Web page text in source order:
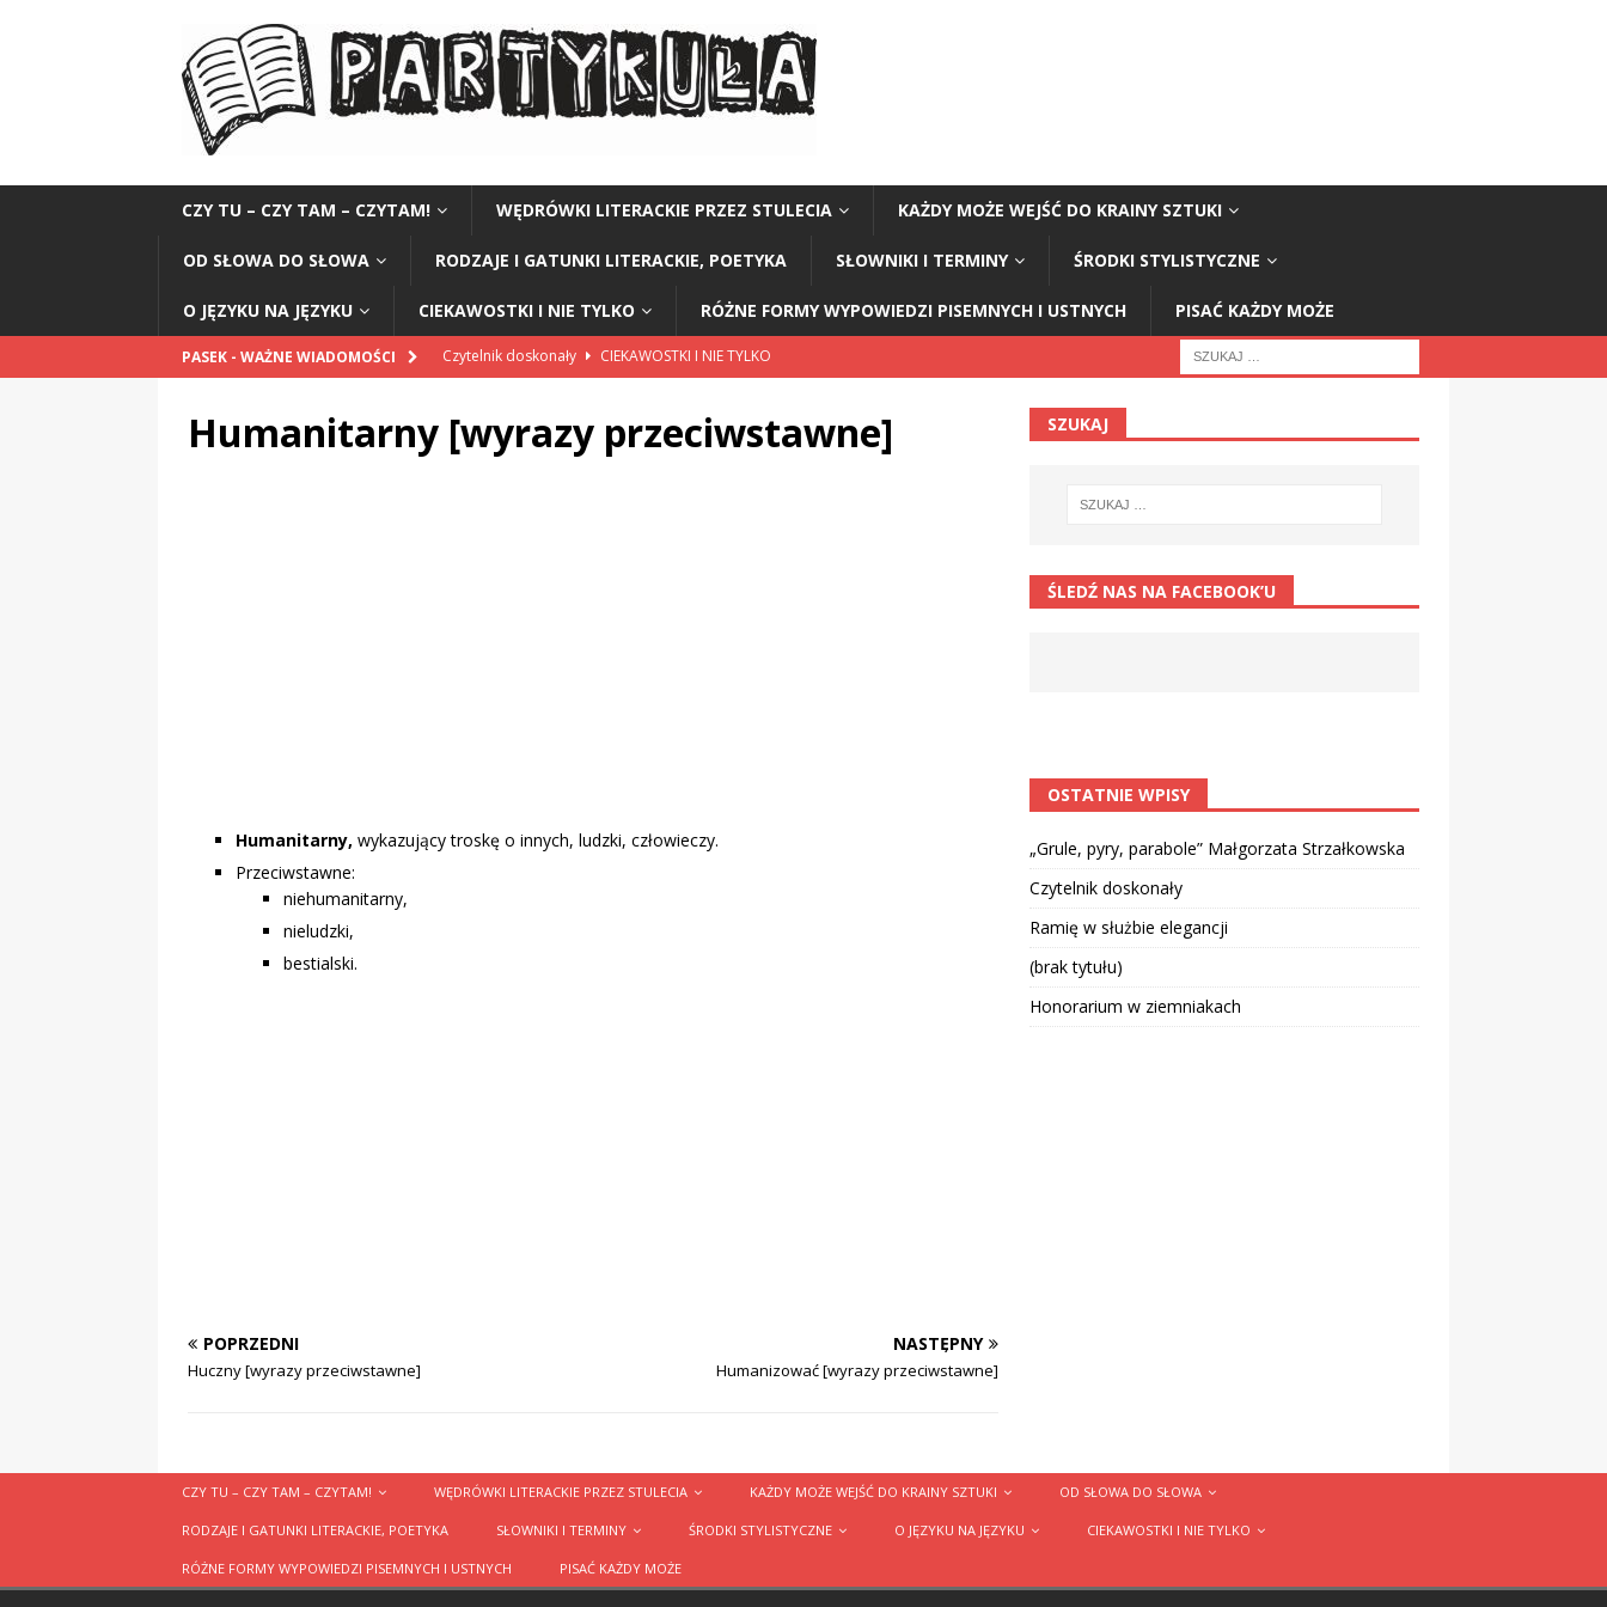
CZY TU – CZY TAM – CZYTAM! WĘDRÓWKI LITERACKIE PRZEZ STULECIA KAŻDY MOŻE WEJŚĆ DO KRAINY SZTUKI
OD SŁOWA DO SŁOWA RODZAJE I GATUNKI LITERACKIE, POETYKA SŁOWNIKI I TERMINY ŚRODKI STYLISTYCZNE
O JĘZYKU NA JĘZYKU CIEKAWOSTKI I NIE TYLKO RÓŻNE FORMY WYPOWIEDZI PISEMNYCH I USTNYCH PISAĆ KAŻDY MOŻE
PASEK - WAŻNE WIADOMOŚCI Czytelnik doskonały
CIEKAWOSTKI I NIE TYLKO
CIEKAWOSTKI I NIE TYLKO
Humanitarny [wyrazy przeciwstawne]
Humanitarny, wykazujący troskę o innych, ludzki, człowieczy.
Przeciwstawne:
niehumanitarny,
nieludzki,
bestialski.
POPRZEDNI
Huczny [wyrazy przeciwstawne]
NASTĘPNY
Humanizować [wyrazy przeciwstawne]
SZUKAJ
ŚLEDŹ NAS NA FACEBOOK’U
OSTATNIE WPISY
„Grule, pyry, parabole” Małgorzata Strzałkowska
Czytelnik doskonały
Ramię w służbie elegancji
(brak tytułu)
Honorarium w ziemniakach
CZY TU – CZY TAM – CZYTAM! WĘDRÓWKI LITERACKIE PRZEZ STULECIA KAŻDY MOŻE WEJŚĆ DO KRAINY SZTUKI OD SŁOWA DO SŁOWA
RODZAJE I GATUNKI LITERACKIE, POETYKA SŁOWNIKI I TERMINY ŚRODKI STYLISTYCZNE O JĘZYKU NA JĘZYKU CIEKAWOSTKI I NIE TYLKO
RÓŻNE FORMY WYPOWIEDZI PISEMNYCH I USTNYCH PISAĆ KAŻDY MOŻE